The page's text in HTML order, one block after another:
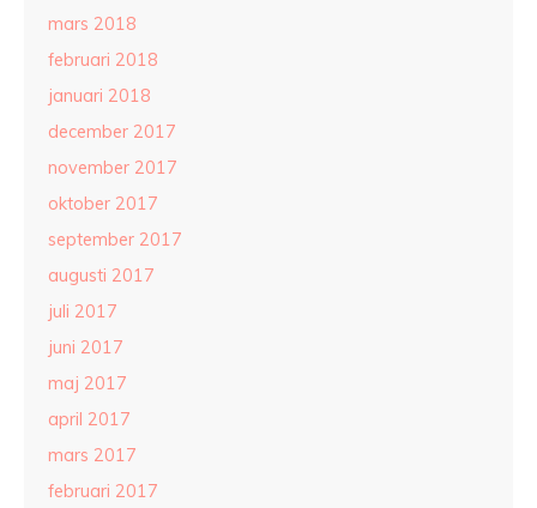
mars 2018
februari 2018
januari 2018
december 2017
november 2017
oktober 2017
september 2017
augusti 2017
juli 2017
juni 2017
maj 2017
april 2017
mars 2017
februari 2017